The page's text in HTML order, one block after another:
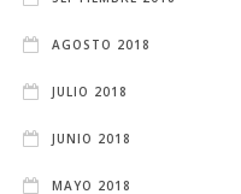
AGOSTO 2018
JULIO 2018
JUNIO 2018
MAYO 2018